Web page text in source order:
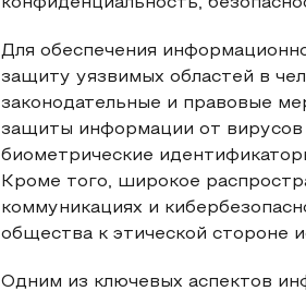
конфиденциальность,
Для обеспечения
защиту уязвимых областей в
законодательные и правовые
защиты информации от вирусов
биометрические
Кроме того, широкое
коммуникациях и
общества к этической стороне
Одним из ключевых аспектов